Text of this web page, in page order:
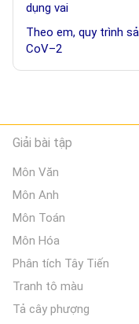
dụng vai
Theo em, quy trình
CoV–2
Giải bài tập
Môn Văn
Môn Anh
Môn Toán
Môn Hóa
Phân tích Tây Tiến
Tranh tô màu
Tả cây phượng